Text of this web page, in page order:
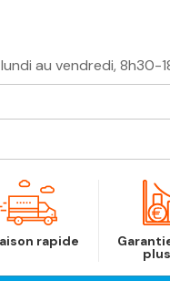
au vendredi, 8h30-
rapide